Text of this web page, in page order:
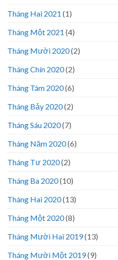
Tháng Hai 2021 (1)
Tháng Một 2021 (4)
Tháng Mười 2020(2)
Tháng Chín 2020(2)
Tháng Tám 2020(6)
Tháng Bảy 2020(2)
Tháng Sáu 2020(7)
Tháng Năm 2020(6)
Tháng Tư 2020(2)
Tháng Ba 2020(10)
Tháng Hai 2020(13)
Tháng Một 2020(8)
Tháng Mười Hai 2019(13)
Tháng Mười Một 2019(9)